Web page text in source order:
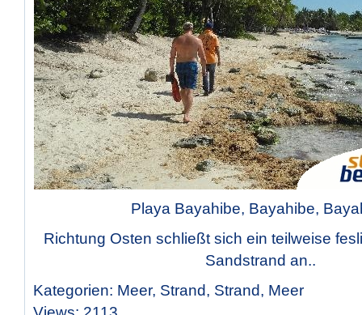
Playa Bayahibe, Bayahibe,
Richtung Osten schließt sich ein teilweise
Sandstrand an..
Kategorien: Meer, Strand, Strand, Meer